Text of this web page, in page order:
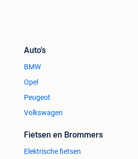
Auto's
BMW
Opel
Peugeot
Volkswagen
Fietsen en Brommers
Elektrische fietsen